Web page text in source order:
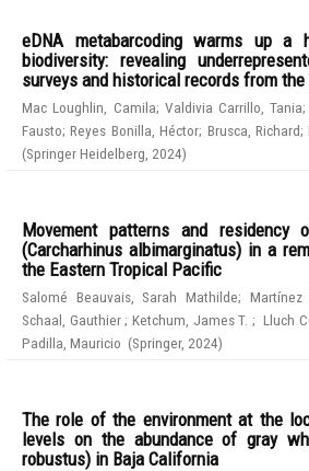
eDNA metabarcoding warms up a
biodiversity: revealing
surveys and historical records from
Mac Loughlin, Camila; Valdivia Carrillo, Tania;
Fausto;Reyes Bonilla, Héctor; Brusca, Richard;
(Springer Heidelberg 2024)
Movement patterns and residency
(Carcharhinus albimarginatus) in a
the Eastern Tropical Pacific
Salomé Beauvais, Sarah Mathilde; Martínez
Schaal, Gauthier;Ketchum, James T.; Lluch
Padilla, Mauricio (Springer, 2024)
The role of the environment at the
levels on the abundance of gray
robustus) in Baja California